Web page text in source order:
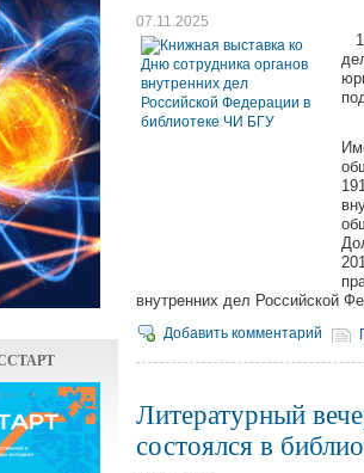
07.11.2025
внутренних дел Российской
Добавить комментарий
Литературный
состоялся в